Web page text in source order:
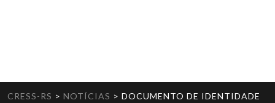
CRESS-RS > NOTÍCIAS > DOCUMENTO DE IDENTIDADE